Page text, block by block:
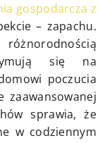
gospodarcza z
– zapachu.
się na
poczucia
zaawansowanej
sprawia, że
w codziennym